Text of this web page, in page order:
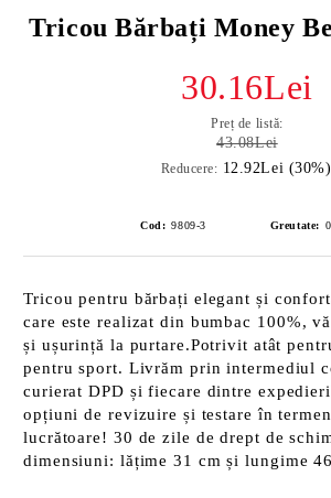
Tricou Bărbați Money
30.16Lei
Preț de listă:
43.08Lei
Reducere: 12.92Lei (30%)
Cod: 9809-3 Greutate:
Tricou pentru bărbați elegant și
care este realizat din bumbac 100%,
și ușurință la purtare.Potrivit atât
pentru sport. Livrăm prin intermediul
curierat DPD și fiecare dintre
opțiuni de revizuire și testare în
lucrătoare! 30 de zile de drept de
dimensiuni: lățime 31 cm și lungime